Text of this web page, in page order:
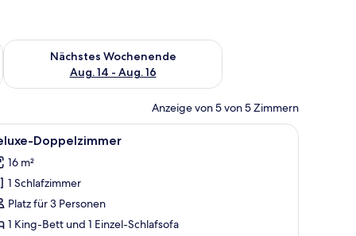
Aug. 7 - Aug. 9.
Nächstes Wochenende
Aug. 14 - Aug. 16
Überprüfe die Verfügbarkeit für nächstes Wochenende, Aug.
Anzeige von 5 von 5 Zimmern
einem Nachttisch mit Flasche und Apfel, einem gerahmten Bild an der
Ein modernes Hotelzimmer mit einem
6 Doppelzimmer
16 m²
1 Schlafzimmer
Platz für 3 Personen
1 King-Bett und 1 Einzel-Schlafsofa